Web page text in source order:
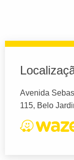
Avenida
115, Belo